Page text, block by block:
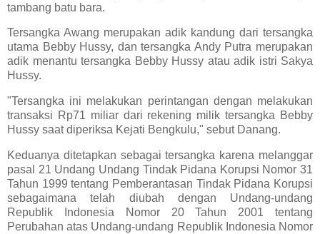
tambang batu bara.
Tersangka Awang merupakan adik kandung dari tersangka
utama Bebby Hussy, dan tersangka Andy Putra merupakan
adik menantu tersangka Bebby Hussy atau adik istri Sakya
Hussy.
"Tersangka ini melakukan perintangan dengan melakukan
transaksi Rp71 miliar dari rekening milik tersangka Bebby
Hussy saat diperiksa Kejati Bengkulu," sebut Danang.
Keduanya ditetapkan sebagai tersangka karena melanggar
pasal 21 Undang Undang Tindak Pidana Korupsi Nomor 31
Tahun 1999 tentang Pemberantasan Tindak Pidana Korupsi
sebagaimana telah diubah dengan Undang-undang
Republik Indonesia Nomor 20 Tahun 2001 tentang
Perubahan atas Undang-undang Republik Indonesia Nomor